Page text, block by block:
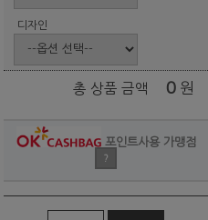
디자인
총 상품 금액 0 원
포인트사용 가맹점
?